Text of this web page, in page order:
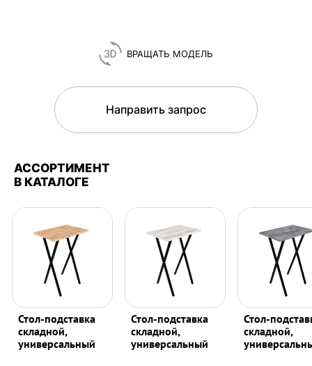
Направить запрос
ВРАЩАТЬ МОДЕЛЬ
АССОРТИМЕНТ
В КАТАЛОГЕ
Стол-подставка
складной,
универсальный
Стол-подставка
складной,
универсальный
Стол-
складной,